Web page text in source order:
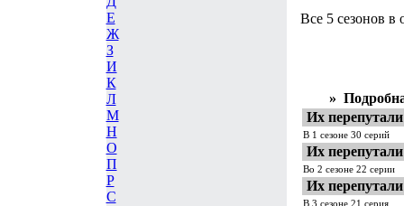
Е
Ж
З
И
К
Л
М
Н
О
П
Р
С
Все 5 сезонов в
»
Их
В 1 сезоне 30 серий
Их
Во 2 сезоне 22 серии
Их
В 3 сезоне 21 серия